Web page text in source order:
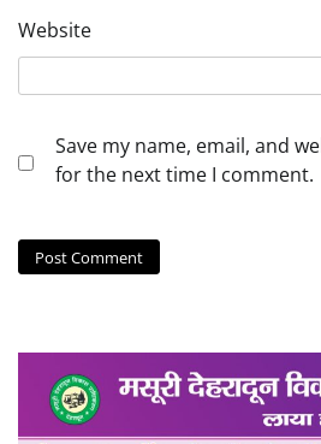
Website
Save my name, email, and
for the next time I comment.